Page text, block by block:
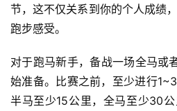
节，这不仅关系到你的个人成绩
跑步感受。
对于跑马新手，备战一场全马或
始准备。比赛之前，至少进行
半马至少15公里，全马至少30